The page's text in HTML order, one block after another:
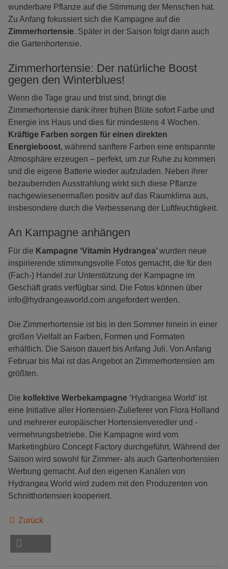
wunderbare Pflanze auf die Stimmung der Menschen hat.
Zu Anfang fokussiert sich die Kampagne auf die
Zimmerhortensie. Später in der Saison folgt dann auch
die Gartenhortensie.
Zimmerhortensie: Der natürliche Boost
gegen den Winterblues!
Wenn die Tage grau und trist sind, bringt die
Zimmerhortensie dank ihrer frühen Blüte sofort Farbe und
Energie ins Haus und dies für mindestens 4 Wochen.
Kräftige Farben sorgen für einen direkten
Energieboost, während sanftere Farben eine entspannte
Atmosphäre erzeugen – perfekt, um zur Ruhe zu kommen
und die eigene Batterie wieder aufzuladen. Neben ihrer
bezaubernden Ausstrahlung wirkt sich diese Pflanze
nachgewiesenermaßen positiv auf das Raumklima aus,
insbesondere durch die Verbesserung der Luftfeuchtigkeit.
An Kampagne anhängen
Für die Kampagne ‘Vitamin Hydrangea’wurden neue
inspirierende stimmungsvolle Fotos gemacht, die für den
(Fach-) Handel zur Unterstützung der Kampagne im
Geschäft gratis verfügbar sind. Die Fotos können über
info@hydrangeaworld.com angefordert werden.
Die Zimmerhortensie ist bis in den Sommer hinein in einer
großen Vielfalt an Farben, Formen und Formaten
erhältlich. Die Saison dauert bis Anfang Juli. Von Anfang
Februar bis Mai ist das Angebot an Zimmerhortensien am
größten.
Die kollektive Werbekampagne ‘Hydrangea World’ ist
eine Initiative aller Hortensien-Zulieferer von Flora Holland
und mehrerer europäischer Hortensienveredler und -
vermehrungsbetriebe. Die Kampagne wird vom
Marketingbüro Concept Factory durchgeführt. Während der
Saison wird sowohl für Zimmer- als auch Gartenhortensien
Werbung gemacht. Auf den eigenen Kanälen von
Hydrangea World wird zudem mit den Produzenten von
Schnitthortensien kooperiert.
Zurück